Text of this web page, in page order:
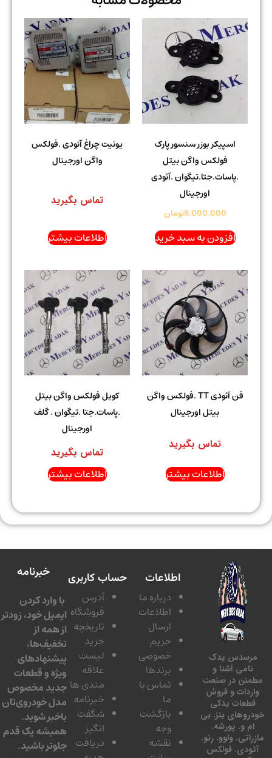
اسپیکر بوزر سنسور پارک
فولکس واگن بیتل
.پاسات.جتا.تیگوان .آئودی
اورجینال
6.000.000تومان
افزودن به سبد خرید
یونیت چراغ آئودی .فولکس
واگن اورجینال
تماس بگیرید
اطلاعات بیشتر
فن آئودی TT .فولکس واگن
بیتل اورجینال
تماس بگیرید
اطلاعات بیشتر
کویل فولکس واگن بیتل
.پاسات.جتا .تیگوان . گلف
اورجینال
تماس بگیرید
اطلاعات بیشتر
یدک
آشنا و
در صنعت
و فروش
یدکی
بنز. بی
و. پورشه.
ولوو. رنو.
فولکس
اطلاعات
درباره ما
اطلاعات
ارسال
حریم
خصوصی
برندها
تماس با
بازگشت
نقشه
حساب کاربری
آدرس
فروشگاه
تاریخچه
لیست
مندی ها
خبرنامه
شگفت
دریافت
خبرنامه
با وارد کردن
ایمیل خود، زودتر
از همه از
تخفیف‌ها،
پیشنهادهای
ویژه و قطعات
جدید مخصوص
مدل خودروی‌تان
باخبر شوید.
همیشه یک قدم
جلوتر باشید.